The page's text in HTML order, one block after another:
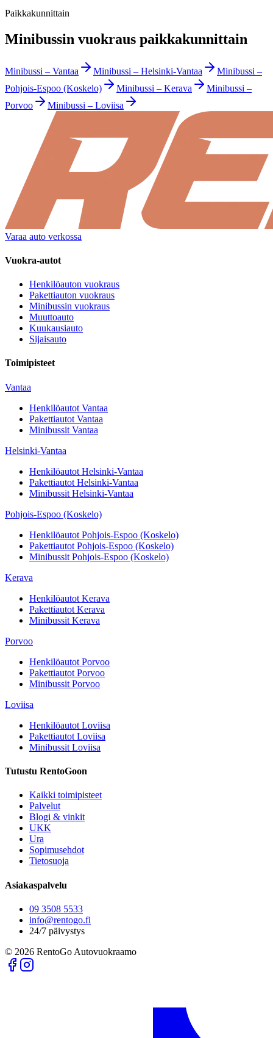
Paikkakunnittain
Minibussin vuokraus paikkakunnittain
Minibussi – Vantaa Minibussi – Helsinki-Vantaa Minibussi –
Pohjois-Espoo (Koskelo)
Minibussi – Kerava Minibussi –
Porvoo
Minibussi – Loviisa
Varaa auto verkossa
Vuokra-autot
Henkilöauton vuokraus
Pakettiauton vuokraus
Minibussin vuokraus
Muuttoauto
Kuukausiauto
Sijaisauto
Toimipisteet
Vantaa
Henkilöautot Vantaa
Pakettiautot Vantaa
Minibussit Vantaa
Helsinki-Vantaa
Henkilöautot Helsinki-Vantaa
Pakettiautot Helsinki-Vantaa
Minibussit Helsinki-Vantaa
Pohjois-Espoo (Koskelo)
Henkilöautot Pohjois-Espoo (Koskelo)
Pakettiautot Pohjois-Espoo (Koskelo)
Minibussit Pohjois-Espoo (Koskelo)
Kerava
Henkilöautot Kerava
Pakettiautot Kerava
Minibussit Kerava
Porvoo
Henkilöautot Porvoo
Pakettiautot Porvoo
Minibussit Porvoo
Loviisa
Henkilöautot Loviisa
Pakettiautot Loviisa
Minibussit Loviisa
Tutustu RentoGoon
Kaikki toimipisteet
Palvelut
Blogi & vinkit
UKK
Ura
Sopimusehdot
Tietosuoja
Asiakaspalvelu
09 3508 5533
info@rentogo.fi
24/7 päivystys
© 2026 RentoGo Autovuokraamo